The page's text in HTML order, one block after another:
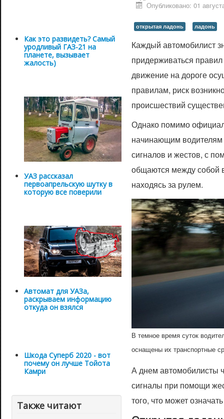
Как это развидеть? Самый
уродливый ГАЗ-21 на
планете, вызывает
жалость)
УАЗ рассказал
первоапрельскую шутку в
которую все поверили
Автомат для УАЗа,
раскрываем информацию
откуда он взялся
Шкода Суперб 2020 - вот
почему он лучше Тойота
Камри
Также читают
Опубликовано: 01
открытая ладонь ладонь
Каждый автомобилист
придерживаться
движение на дороге
правилам, риск
происшествий
Однако помимо
начинающим водителям
сигналов и жестов, с
общаются между собой
находясь за рулем.
В темное время суток
оснащены их транспортные
А днем автомобилисты
сигналы при помощи
того, что может